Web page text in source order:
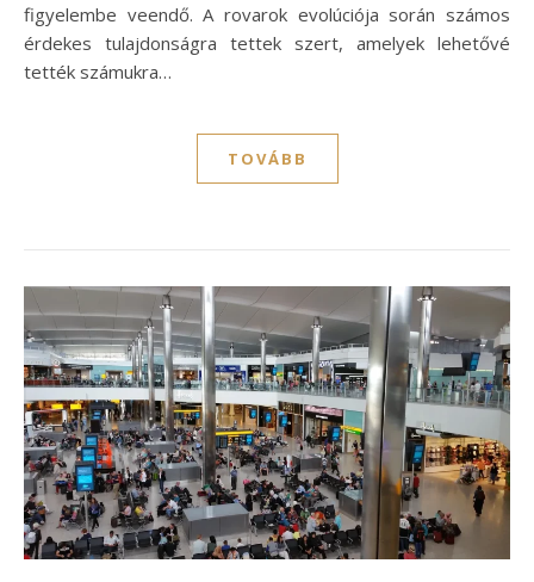
figyelembe veendő. A rovarok evolúciója során számos
érdekes tulajdonságra tettek szert, amelyek lehetővé
tették számukra…
TOVÁBB